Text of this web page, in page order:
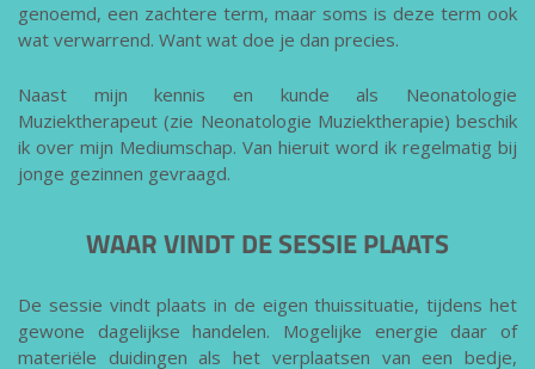
genoemd, een zachtere term, maar soms is deze term ook
wat verwarrend. Want wat doe je dan precies.
Naast mijn kennis en kunde als Neonatologie
Muziektherapeut (zie Neonatologie Muziektherapie) beschik
ik over mijn Mediumschap. Van hieruit word ik regelmatig bij
jonge gezinnen gevraagd.
WAAR VINDT DE SESSIE PLAATS
De sessie vindt plaats in de eigen thuissituatie, tijdens het
gewone dagelijkse handelen. Mogelijke energie daar of
materiële duidingen als het verplaatsen van een bedje,